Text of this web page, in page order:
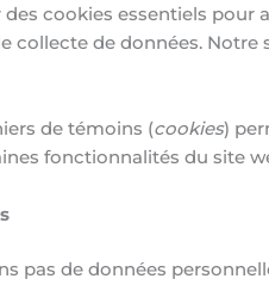
cookies essentiels pour
collecte de données.
de témoins (cookies)
fonctionnalités du site
pas de données